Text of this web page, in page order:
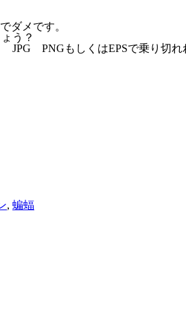
ダメです。
う？
PNGもしくはEPSで乗り切れ
, 蝙蝠